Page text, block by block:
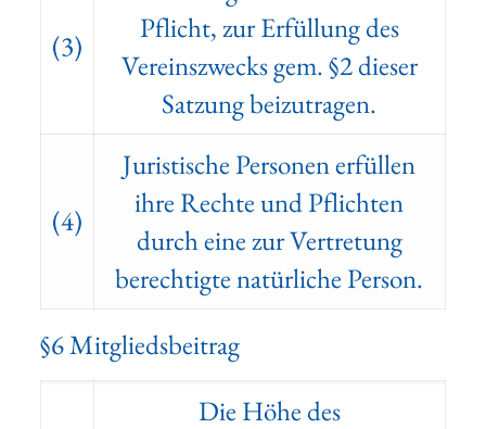
(3)
Pflicht, zur Erfüllung des
Vereinszwecks gem. §2 dieser
Satzung beizutragen.
(4)
Juristische Personen erfüllen
ihre Rechte und Pflichten
durch eine zur Vertretung
berechtigte natürliche Person.
§6 Mitgliedsbeitrag
Die Höhe des